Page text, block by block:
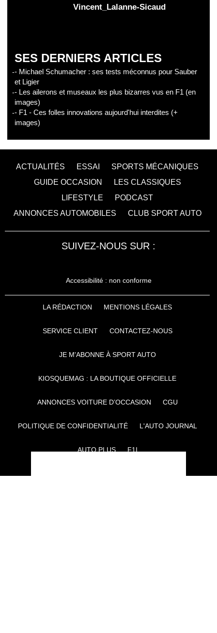
Vincent_Lalanne-Sicaud
SES DERNIERS ARTICLES
- Michael Schumacher : ses tests méconnus pour Sauber
et Ligier
- Les ailerons et museaux les plus bizarres vus en F1 (en
images)
- F1 - Ces folles innovations aujourd'hui interdites (+
images)
ACTUALITÉS ESSAI
SPORTS MÉCANIQUES
GUIDE OCCASION
LES CLASSIQUES
LIFESTYLE
PODCAST
ANNONCES AUTOMOBILES
CLUB SPORT AUTO
SUIVEZ-NOUS SUR :
Accessibilité : non conforme
LA RÉDACTION MENTIONS LÉGALES
SERVICE CLIENT CONTACTEZ-NOUS
JE M'ABONNE À SPORT AUTO
KIOSQUEMAG : LA BOUTIQUE OFFICIELLE
ANNONCES VOITURE D’OCCASION CGU
POLITIQUE DE CONFIDENTIALITÉ L'AUTO JOURNAL
AUTO PLUS F1I